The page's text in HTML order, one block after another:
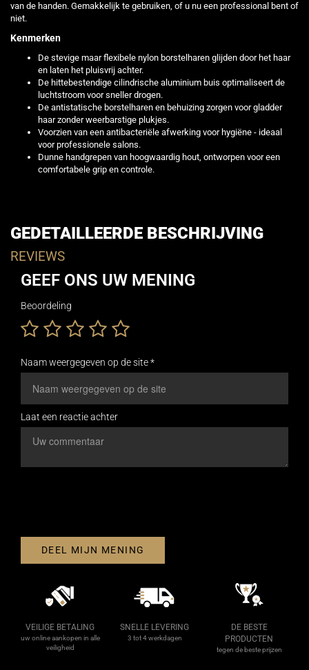
van de handen. Gemakkelijk te gebruiken, of u nu een professional bent of
niet.
Kenmerken
De stevige maar flexibele nylon borstelharen glijden door het haar
en laten het pluisvrij achter.
De hittebestendige cilindrische aluminium buis optimaliseert de
luchtstroom voor sneller drogen.
De antistatische borstelharen en behuizing zorgen voor gladder
haar zonder weerbarstige plukjes.
Voorzien van een antibacteriële afwerking voor hygiëne - ideaal
voor professionele salons.
Dunne handgrepen van hoogwaardig hout, ontworpen voor een
comfortabele grip en controle.
GEDETAILLEERDE BESCHRIJVING
REVIEWS
GEEF ONS UW MENING
Beoordeling
Naam weergegeven op de site *
Laat een reactie achter
DEEL MIJN MENING
VEILIGE BETALING
uw online aankopen in alle
veiligheid
SNELLE LEVERING
3 tot 4 werkdagen
DE BESTE
PRODUCTEN
tegen de beste prijzen